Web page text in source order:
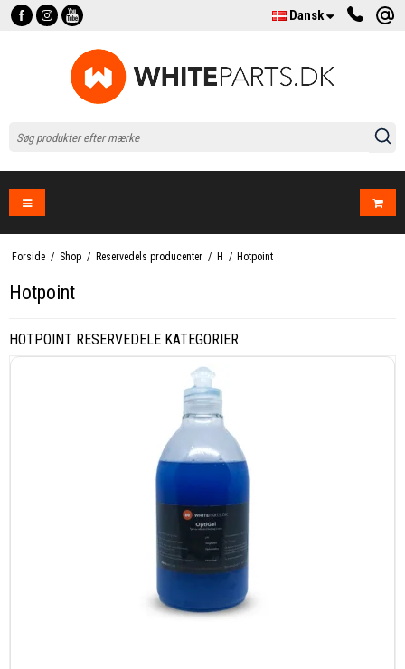
Dansk
Forside / Shop / Reservedels producenter / H / Hotpoint
Hotpoint
HOTPOINT RESERVEDELE KATEGORIER